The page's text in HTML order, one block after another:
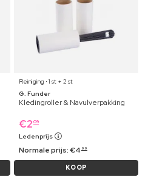
Reiniging ⋅ 1 st + 2 st
G. Funder
Kledingroller & Navulverpakking
€2 09
Ledenprijs
Normale prijs:€4 99
KOOP